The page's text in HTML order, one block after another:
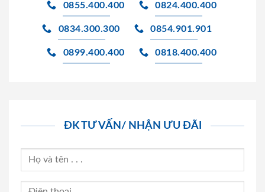
0855.400.400 0824.400.400
0834.300.300 0854.901.901
0899.400.400 0818.400.400
ĐK TƯ VẤN/ NHẬN ƯU ĐÃI